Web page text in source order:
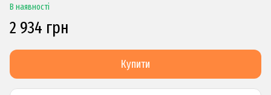
В наявності
2 934 грн
Купити